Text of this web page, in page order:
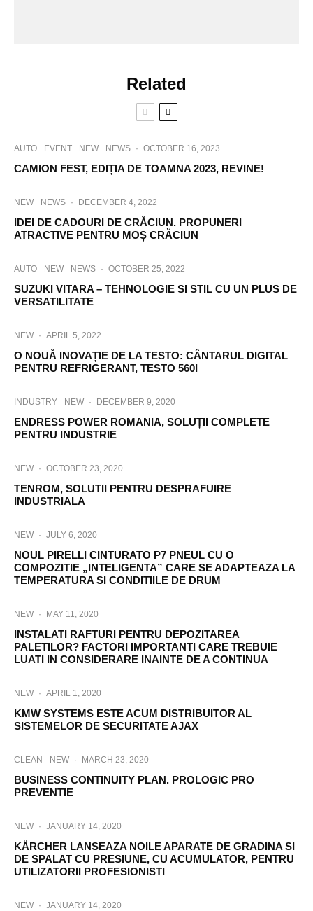
Related
AUTO EVENT NEW NEWS · OCTOBER 16, 2023
CAMION FEST, EDIȚIA DE TOAMNA 2023, REVINE!
NEW NEWS · DECEMBER 4, 2022
IDEI DE CADOURI DE CRĂCIUN. PROPUNERI
ATRACTIVE PENTRU MOȘ CRĂCIUN
AUTO NEW NEWS · OCTOBER 25, 2022
SUZUKI VITARA – TEHNOLOGIE SI STIL CU UN PLUS DE
VERSATILITATE
NEW · APRIL 5, 2022
O NOUĂ INOVAȚIE DE LA TESTO: CÂNTARUL DIGITAL
PENTRU REFRIGERANT, TESTO 560I
INDUSTRY NEW · DECEMBER 9, 2020
ENDRESS POWER ROMANIA, SOLUȚII COMPLETE
PENTRU INDUSTRIE
NEW · OCTOBER 23, 2020
TENROM, SOLUTII PENTRU DESPRAFUIRE
INDUSTRIALA
NEW · JULY 6, 2020
NOUL PIRELLI CINTURATO P7 PNEUL CU O
COMPOZITIE „INTELIGENTA” CARE SE ADAPTEAZA LA
TEMPERATURA SI CONDITIILE DE DRUM
NEW · MAY 11, 2020
INSTALATI RAFTURI PENTRU DEPOZITAREA
PALETILOR? FACTORI IMPORTANTI CARE TREBUIE
LUATI IN CONSIDERARE INAINTE DE A CONTINUA
NEW · APRIL 1, 2020
KMW SYSTEMS ESTE ACUM DISTRIBUITOR AL
SISTEMELOR DE SECURITATE AJAX
CLEAN NEW · MARCH 23, 2020
BUSINESS CONTINUITY PLAN. PROLOGIC PRO
PREVENTIE
NEW · JANUARY 14, 2020
KÄRCHER LANSEAZA NOILE APARATE DE GRADINA SI
DE SPALAT CU PRESIUNE, CU ACUMULATOR, PENTRU
UTILIZATORII PROFESIONISTI
NEW · JANUARY 14, 2020